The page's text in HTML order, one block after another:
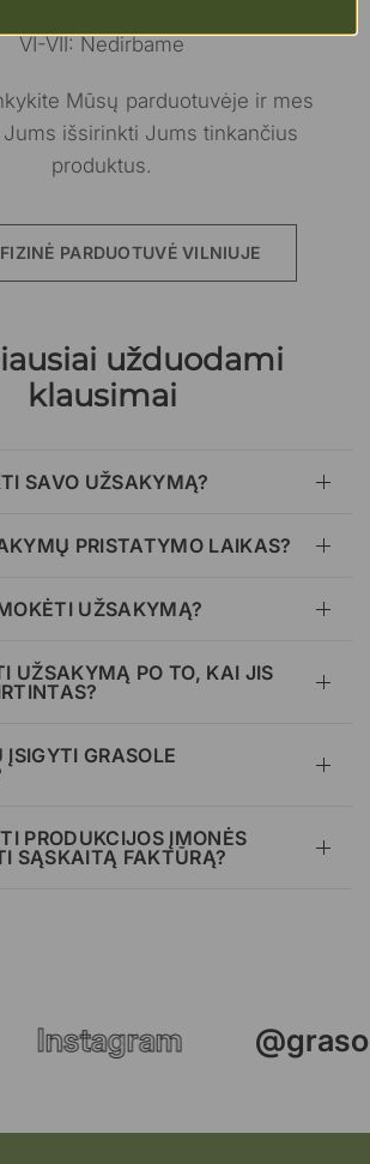
VI-VII: Nedirbame
Mūsų parduotuvėje ir mes
išsirinkti Jums tinkančius
produktus.
PARDUOTUVĖ VILNIUJE
užduodami
klausimai
SAVO UŽSAKYMĄ?
PRISTATYMO LAIKAS?
UŽSAKYMĄ?
UŽSAKYMĄ PO TO, KAI JIS
ĮSIGYTI GRASOLE
PRODUKCIJOS ĮMONĖS
SĄSKAITĄ FAKTŪRĄ?
Instagram